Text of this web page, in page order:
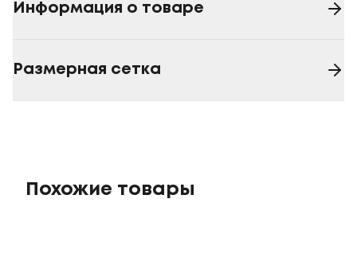
Информация о товаре
Размерная сетка
Похожие товары